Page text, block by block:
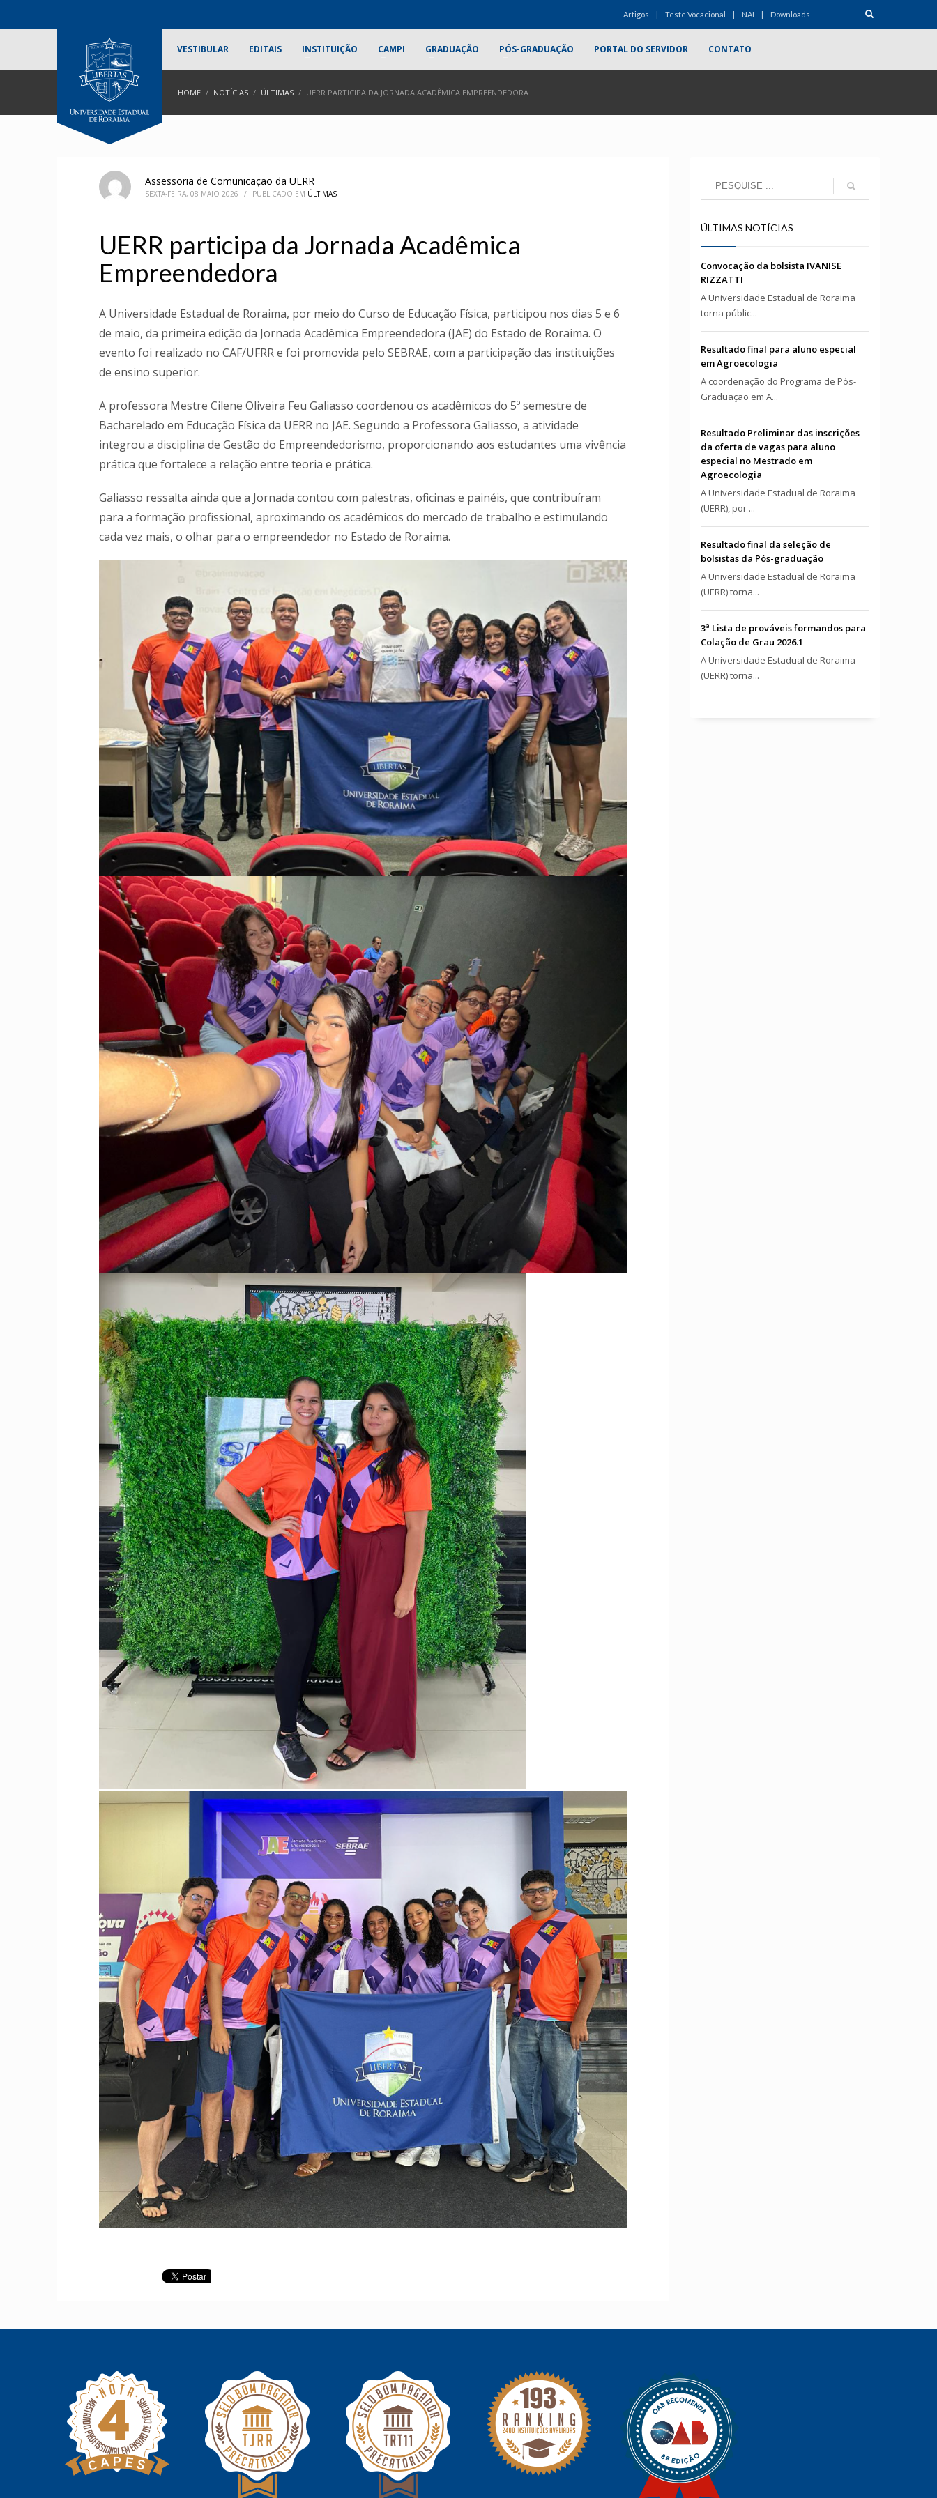
Artigos Teste Vocacional NAI Downloads
VESTIBULAR EDITAIS INSTITUIÇÃO CAMPI GRADUAÇÃO PÓS-GRADUAÇÃO PORTAL DO SERVIDOR CONTATO
HOME NOTÍCIAS ÚLTIMAS UERR PARTICIPA DA JORNADA ACADÊMICA EMPREENDEDORA
Assessoria de Comunicação da UERR
SEXTA-FEIRA, 08 MAIO 2026 / PUBLICADO EM ÚLTIMAS
UERR participa da Jornada Acadêmica
Empreendedora
A Universidade Estadual de Roraima, por meio do Curso de Educação Física, participou nos dias 5 e 6
de maio, da primeira edição da Jornada Acadêmica Empreendedora (JAE) do Estado de Roraima. O
evento foi realizado no CAF/UFRR e foi promovida pelo SEBRAE, com a participação das instituições
de ensino superior.
A professora Mestre Cilene Oliveira Feu Galiasso coordenou os acadêmicos do 5º semestre de
Bacharelado em Educação Física da UERR no JAE. Segundo a Professora Galiasso, a atividade
integrou a disciplina de Gestão do Empreendedorismo, proporcionando aos estudantes uma vivência
prática que fortalece a relação entre teoria e prática.
Galiasso ressalta ainda que a Jornada contou com palestras, oficinas e painéis, que contribuíram
para a formação profissional, aproximando os acadêmicos do mercado de trabalho e estimulando
cada vez mais, o olhar para o empreendedor no Estado de Roraima.
ÚLTIMAS NOTÍCIAS
Convocação da bolsista IVANISE
RIZZATTI
A Universidade Estadual de Roraima
torna públic...
Resultado final para aluno especial
em Agroecologia
A coordenação do Programa de Pós-
Graduação em A...
Resultado Preliminar das inscrições
da oferta de vagas para aluno
especial no Mestrado em
Agroecologia
A Universidade Estadual de Roraima
(UERR), por ...
Resultado final da seleção de
bolsistas da Pós-graduação
A Universidade Estadual de Roraima
(UERR) torna...
3ª Lista de prováveis formandos para
Colação de Grau 2026.1
A Universidade Estadual de Roraima
(UERR) torna...